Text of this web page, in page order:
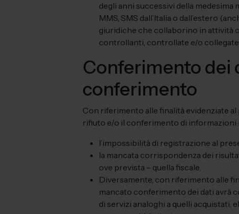
degli anni successivi della
MMS, SMS dall’Italia o dall’estero
giuridiche che collaborino in attività
controllanti, controllate e/o collegate
Conferimento dei
conferimento
Con riferimento alle finalità evidenziate
rifiuto e/o il conferimento di
l’impossibilità di registrazione al
la mancata corrispondenza dei
ove prevista – quella fiscale.
Diversamente, con riferimento alle
mancato conferimento dei dati avrà
di servizi analoghi a quelli